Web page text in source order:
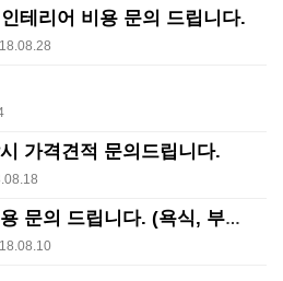
테리어 비용 문의 드립니다.
가격견적 문의드립니다.
의 드립니다. (욕식, 부엌, 방…